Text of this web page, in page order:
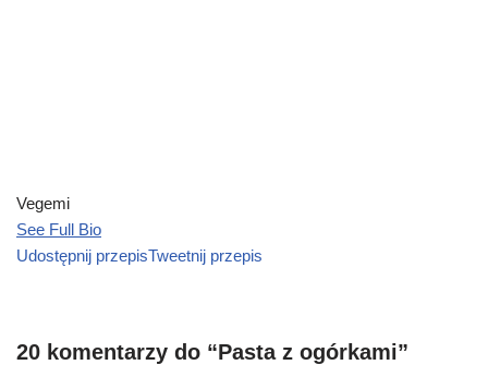
Vegemi
See Full Bio
Udostępnij przepisTweetnij przepis
20 komentarzy do “Pasta z ogórkami”